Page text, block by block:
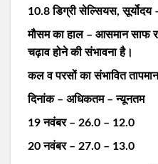
10.8 डिग्री सेल्सियस,
मौसम का हाल – आसमान साफ
चढ़ाव होने की संभावना है।
कल व परसों का संभावित
दिनांक – अधिकतम – न्यूनतम
19 नवंबर – 26.0 – 12.0
20 नवंबर – 27.0 – 13.0